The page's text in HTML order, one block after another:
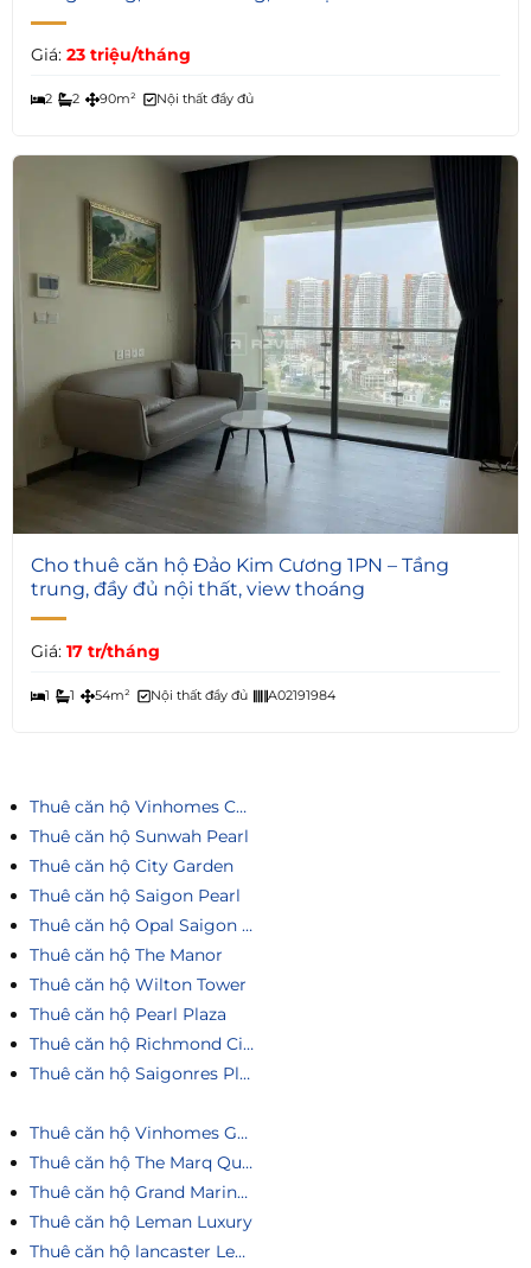
Giá: 23 triệu/tháng
2 2 90m² Nội thất đầy đủ
4
Cho thuê căn hộ Đảo Kim Cương 1PN – Tầng
trung, đầy đủ nội thất, view thoáng
Giá: 17 tr/tháng
1 1 54m² Nội thất đầy đủ A02191984
Thuê căn hộ Vinhomes Central Park
Thuê căn hộ Sunwah Pearl
Thuê căn hộ City Garden
Thuê căn hộ Saigon Pearl
Thuê căn hộ Opal Saigon Pearl
Thuê căn hộ The Manor
Thuê căn hộ Wilton Tower
Thuê căn hộ Pearl Plaza
Thuê căn hộ Richmond City
Thuê căn hộ Saigonres Plaza
Thuê căn hộ Vinhomes Golden River
Thuê căn hộ The Marq Quận 1
Thuê căn hộ Grand Marina Saigon
Thuê căn hộ Leman Luxury
Thuê căn hộ lancaster Legacy